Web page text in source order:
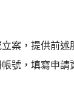
案，提供前
號，填寫申請